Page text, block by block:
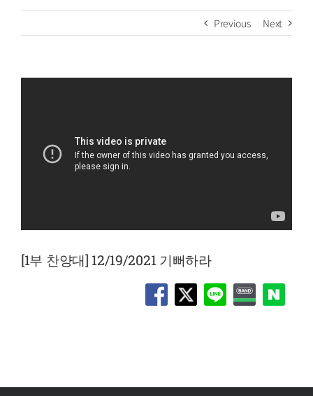
Previous Next
[1부 찬양대] 12/19/2021 기뻐하라